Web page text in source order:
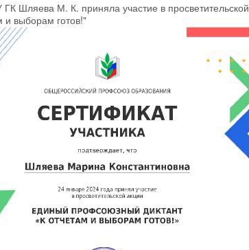
Шляева М. К. приняла участие в просветительской
и выборам готов!"